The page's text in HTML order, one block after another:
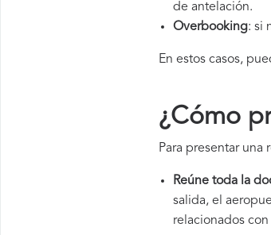
de antelación.
Overbooking: si
En estos casos,
¿Cómo
Para presentar
Reúne toda la
salida, el
relacionados